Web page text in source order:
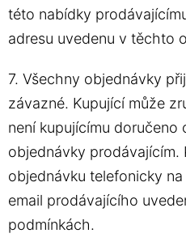
této nabídky
adresu uvedenu v těchto
7. Všechny objednávky
závazné. Kupující může
není kupujícímu doručeno
objednávky prodávajícím.
objednávku telefonicky
email prodávajícího
podmínkách.